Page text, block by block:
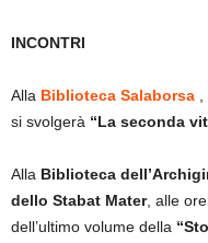
INCONTRI
Alla Biblioteca Salaborsa
si svolgerà “La seconda
Alla Biblioteca
dello Stabat Mater, alle
dell’ultimo volume della